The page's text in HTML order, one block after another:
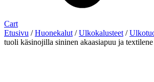
Cart
Etusivu /Huonekalut /Ulkokalusteet /
tuoli käsinojilla sininen akaasiapuu ja textilene